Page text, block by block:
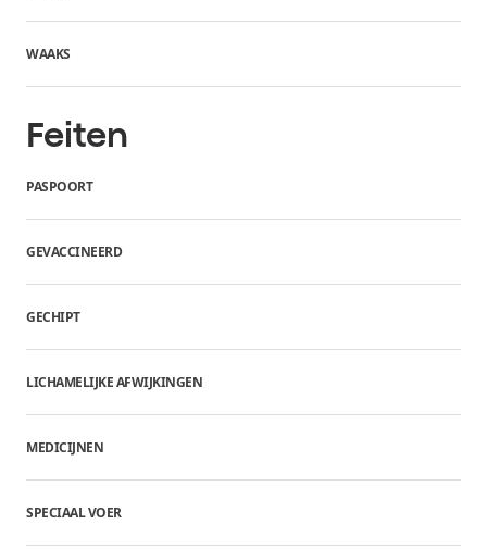
WAAKS
Feiten
PASPOORT
GEVACCINEERD
GECHIPT
LICHAMELIJKE AFWIJKINGEN
MEDICIJNEN
SPECIAAL VOER